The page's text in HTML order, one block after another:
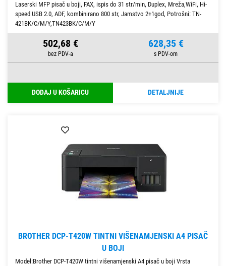
Laserski MFP pisač u boji, FAX, ispis do 31 str/min, Duplex, Mreža,WiFi, Hi-
speed USB 2.0, ADF, kombinirano 800 str, Jamstvo 2+1god, Potrošni: TN-
421BK/C/M/Y,TN423BK/C/M/Y
502,68 € 628,35 €
DODAJ U KOŠARICU DETALJNIJE
BROTHER DCP-T420W TINTNI VIŠENAMJENSKI A4 PISAČ
U BOJI
Model:Brother DCP-T420W tintni višenamjenski A4 pisač u boji Vrsta